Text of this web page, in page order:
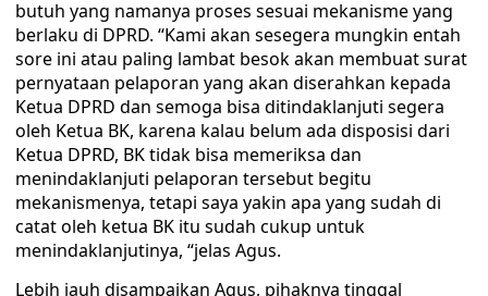
butuh yang namanya proses sesuai mekanisme yang
berlaku di DPRD. “Kami akan sesegera mungkin entah
sore ini atau paling lambat besok akan membuat surat
pernyataan pelaporan yang akan diserahkan kepada
Ketua DPRD dan semoga bisa ditindaklanjuti segera
oleh Ketua BK, karena kalau belum ada disposisi dari
Ketua DPRD, BK tidak bisa memeriksa dan
menindaklanjuti pelaporan tersebut begitu
mekanismenya, tetapi saya yakin apa yang sudah di
catat oleh ketua BK itu sudah cukup untuk
menindaklanjutinya, “jelas Agus.
Lebih jauh disampaikan Agus, pihaknya tinggal